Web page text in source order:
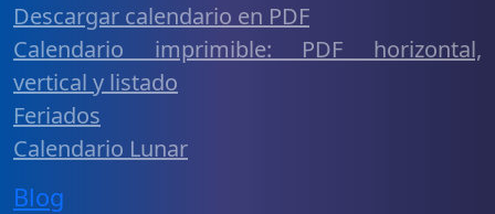
Descargar calendario en PDF
Calendario imprimible: PDF horizontal,
vertical y listado
Feriados
Calendario Lunar
Blog